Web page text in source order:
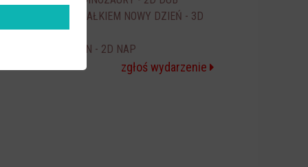
SPIDER-MAN CAŁKIEM NOWY DZIEŃ - 3D
ICE CREAM MAN - 2D NAP
zgłoś wydarzenie